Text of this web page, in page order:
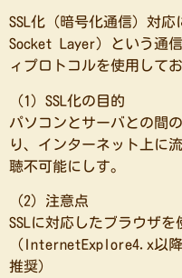
SSL化（暗号化通信）対応
Socket Layer）という通
ィプロトコルを使用してお
（1）SSL化の目的
パソコンとサーバとの間
り、インターネット上に
聴不可能にしす。
（2）注意点
SSLに対応したブラウザを
（InternetExplore4.x以
推奨）